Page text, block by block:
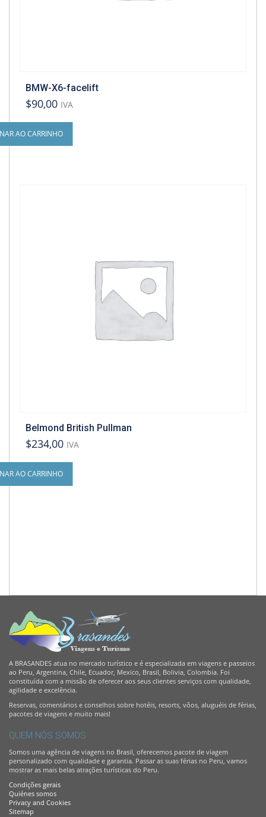
BMW-X6-facelift
$90,00 IVA
AO CARRINHO
Belmond British Pullman
$234,00 IVA
AO CARRINHO
A BRASANDES atua no mercado turístico e é especializada em viagens e passeios
ao Peru, Argentina, Chile, Ecuador, Mexico, Brasil, Bolivia, Colombia. Foi
constituída com a missão de oferecer aos seus clientes serviços com qualidade,
agilidade e excelência.
Reservas, comentários e conselhos sobre hotéis, resorts, vôos, aluguéis de férias,
pacotes de viagens e muito mais!
QUEM NÓS SOMOS
Somos uma agência de viagens no Brasil, oferecemos pacote de viagem
personalizado com qualidade e garantia. Passar as suas férias no Peru, vamos
mostrar as mais belas atrações turísticas do Peru.
Condições gerais
Quiénes somos
Privacy and Cookies
Sitemap